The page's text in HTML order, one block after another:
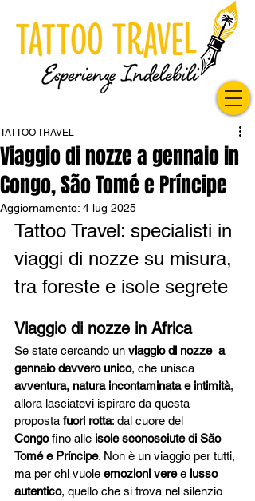
Viaggio di nozze a gennaio in
Congo, São Tomé e Príncipe
TATTOO TRAVEL
Aggiornamento: 4 lug 2025
Tattoo Travel: specialisti in
viaggi di nozze su misura,
tra foreste e isole segrete
Viaggio di nozze in Africa
Se state cercando un viaggio di nozze  a
gennaio davvero unico, che unisca
avventura, natura incontaminata e intimità,
allora lasciatevi ispirare da questa
proposta fuori rotta: dal cuore del
Congo fino alle isole sconosciute di São
Tomé e Príncipe. Non è un viaggio per tutti,
ma per chi vuole emozioni vere e lusso
autentico, quello che si trova nel silenzio